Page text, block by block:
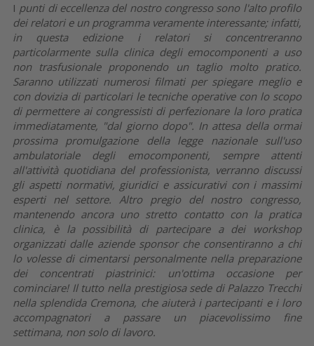
I punti di eccellenza del nostro congresso sono l'alto profilo
dei relatori e un programma veramente interessante; infatti,
in questa edizione i relatori si concentreranno
particolarmente sulla clinica degli emocomponenti a uso
non trasfusionale proponendo un taglio molto pratico.
Saranno utilizzati numerosi filmati per spiegare meglio e
con dovizia di particolari le tecniche operative con lo scopo
di permettere ai congressisti di perfezionare la loro pratica
immediatamente, "dal giorno dopo". In attesa della ormai
prossima promulgazione della legge nazionale sull'uso
ambulatoriale degli emocomponenti, sempre attenti
all'attività quotidiana del professionista, verranno discussi
gli aspetti normativi, giuridici e assicurativi con i massimi
esperti nel settore. Altro pregio del nostro congresso,
mantenendo ancora uno stretto contatto con la pratica
clinica, è la possibilità di partecipare a dei workshop
organizzati dalle aziende sponsor che consentiranno a chi
lo volesse di cimentarsi personalmente nella preparazione
dei concentrati piastrinici: un'ottima occasione per
cominciare! Il tutto nella prestigiosa sede di Palazzo Trecchi
nella splendida Cremona, che aiuterà i partecipanti e i loro
accompagnatori a passare un piacevolissimo fine
settimana, non solo di lavoro.